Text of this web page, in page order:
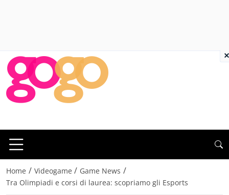
Home / Videogame / Game News /
Tra Olimpiadi e corsi di laurea: scopriamo gli Esports
×